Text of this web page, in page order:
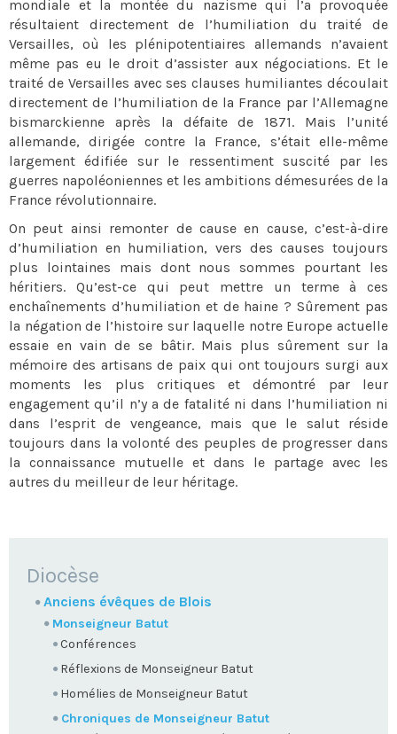
mondiale et la montée du nazisme qui l’a provoquée
résultaient directement de l’humiliation du traité de
Versailles, où les plénipotentiaires allemands n’avaient
même pas eu le droit d’assister aux négociations. Et le
traité de Versailles avec ses clauses humiliantes découlait
directement de l’humiliation de la France par l’Allemagne
bismarckienne après la défaite de 1871. Mais l’unité
allemande, dirigée contre la France, s’était elle-même
largement édifiée sur le ressentiment suscité par les
guerres napoléoniennes et les ambitions démesurées de la
France révolutionnaire.
On peut ainsi remonter de cause en cause, c’est-à-dire
d’humiliation en humiliation, vers des causes toujours
plus lointaines mais dont nous sommes pourtant les
héritiers. Qu’est-ce qui peut mettre un terme à ces
enchaînements d’humiliation et de haine ? Sûrement pas
la négation de l’histoire sur laquelle notre Europe actuelle
essaie en vain de se bâtir. Mais plus sûrement sur la
mémoire des artisans de paix qui ont toujours surgi aux
moments les plus critiques et démontré par leur
engagement qu’il n’y a de fatalité ni dans l’humiliation ni
dans l’esprit de vengeance, mais que le salut réside
toujours dans la volonté des peuples de progresser dans
la connaissance mutuelle et dans le partage avec les
autres du meilleur de leur héritage.
NAVIGATION
Diocèse
Anciens évêques de Blois
Monseigneur Batut
Conférences
Réflexions de Monseigneur Batut
Homélies de Monseigneur Batut
Chroniques de Monseigneur Batut